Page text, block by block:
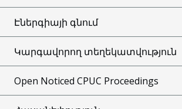
Էներգիայի գնում
Կարգավորող տեղեկատվություն
Open Noticed CPUC Proceedings